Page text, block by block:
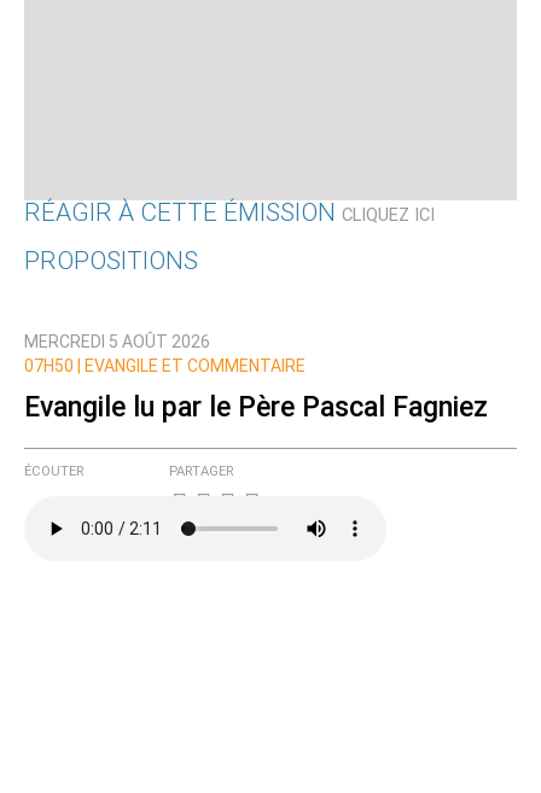
RÉAGIR À CETTE ÉMISSION CLIQUEZ ICI
Nom
Courriel (non publié)
PROPOSITIONS
MERCREDI 5 AOÛT 2026
07H50 |
EVANGILE ET COMMENTAIRE
Evangile lu par le Père Pascal Fagniez
ÉCOUTER PARTAGER